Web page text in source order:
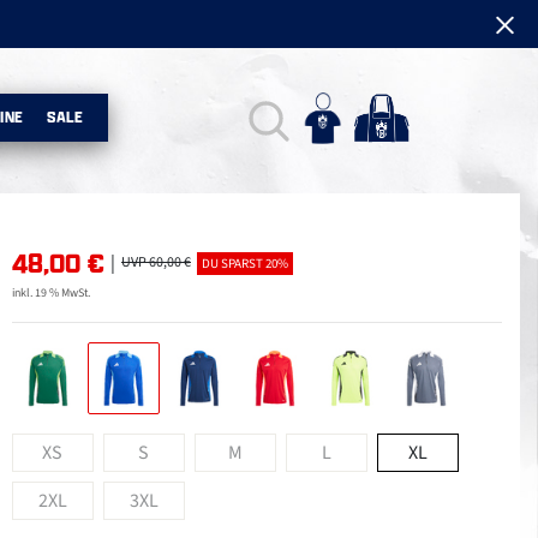
SALE
48,00 € | UVP 60,00 € DU SPARST 20%
inkl. 19 % MwSt.
XS S M L
XL
2XL
3XL